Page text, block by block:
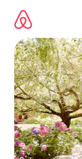
para
conteúdo